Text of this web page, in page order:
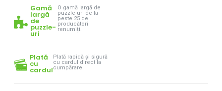
Gamă
largă
de
puzzle-
uri
O gamă largă de
puzzle-uri de la
peste 25 de
producători
renumiți.
Plată
cu
cardul
Plată rapidă și sigură
cu cardul direct la
cumpărare.